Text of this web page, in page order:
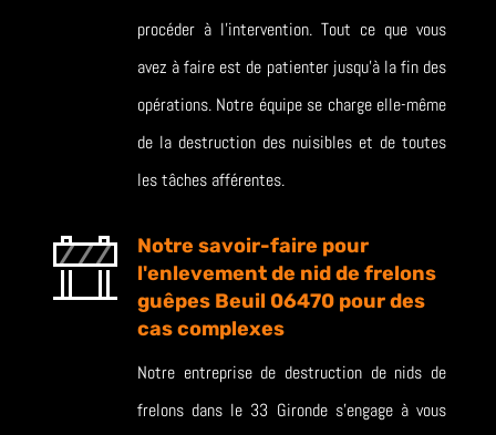
procéder à l’intervention. Tout ce que vous
avez à faire est de patienter jusqu’à la fin des
opérations. Notre équipe se charge elle-même
de la destruction des nuisibles et de toutes
les tâches afférentes.
Notre savoir-faire pour
l'enlevement de nid de frelons
guêpes Beuil 06470 pour des
cas complexes
Notre entreprise de destruction de nids de
frelons dans le 33 Gironde s’engage à vous